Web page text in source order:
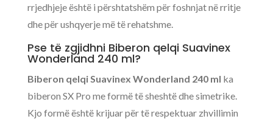
rrjedhjeje është i përshtatshëm për foshnjat në rritje
dhe për ushqyerje më të rehatshme.
Pse të zgjidhni Biberon qelqi Suavinex
Wonderland 240 ml?
Biberon qelqi Suavinex Wonderland 240 ml ka
biberon SX Pro me formë të sheshtë dhe simetrike.
Kjo formë është krijuar për të respektuar zhvillimin